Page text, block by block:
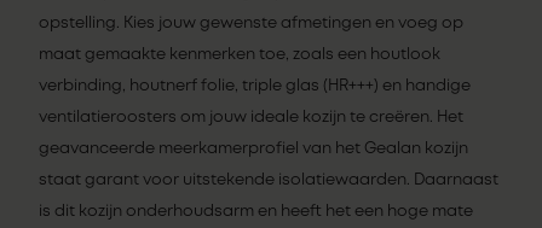
opstelling. Kies jouw gewenste afmetingen en voeg op
maat gemaakte kenmerken toe, zoals een houtlook
verbinding, houtnerf folie, triple glas (HR+++) en handige
ventilatieroosters om jouw ideale kozijn te creëren. Het
geavanceerde meerkamerprofiel van het Gealan kozijn
staat garant voor uitstekende isolatiewaarden. Daarnaast
is dit kozijn onderhoudsarm en heeft het een hoge mate